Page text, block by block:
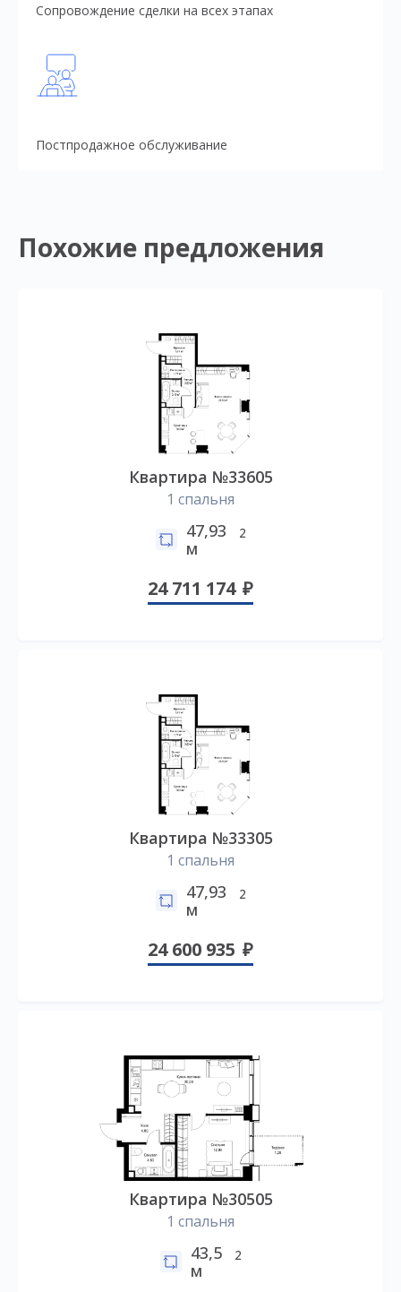
Сопровождение сделки на всех этапах
Постпродажное обслуживание
Похожие предложения
Квартира №33605
1 спальня
47,93
м
2
24 711 174
Квартира №33305
1 спальня
47,93
м
2
24 600 935
Квартира №30505
1 спальня
43,5
м
2